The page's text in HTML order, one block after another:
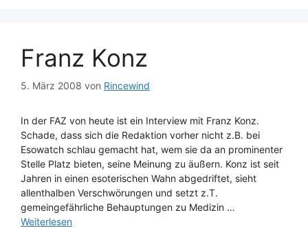
Franz Konz
5. März 2008 von Rincewind
In der FAZ von heute ist ein Interview mit Franz Konz.
Schade, dass sich die Redaktion vorher nicht z.B. bei
Esowatch schlau gemacht hat, wem sie da an prominenter
Stelle Platz bieten, seine Meinung zu äußern. Konz ist seit
Jahren in einen esoterischen Wahn abgedriftet, sieht
allenthalben Verschwörungen und setzt z.T.
gemeingefährliche Behauptungen zu Medizin …
Weiterlesen